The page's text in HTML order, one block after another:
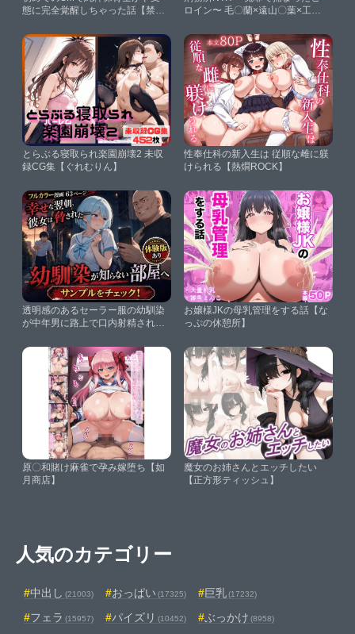
態に完全覚醒しちゃった話【禁断
ロイン〜 毛〇蘭×遠山〇葉×工藤
とらぶる寝取られ楽園崩壊2 未収
録CG集【ぐれむりん】
性奉仕科の新入生は 従順な雌に躾
けられる【熱燗ROCK】
透明感のあるセーラー服の幼馴染
が中年男に路上で口内射精されて
ッハトルテ】
お嬢様JKの母乳管理をする話【な
っぷの休憩所】
原〇和賭け麻雀で孕み嫁堕ち【如
月商店】
魔女のお姉さんとエッチしたい
【正方形ティッシュ】
人気のカテゴリー
中出し (21003) おっぱい (17325) 巨乳(17232)
フェラ (15957) パイズリ (10452) ぶっかけ (8958)